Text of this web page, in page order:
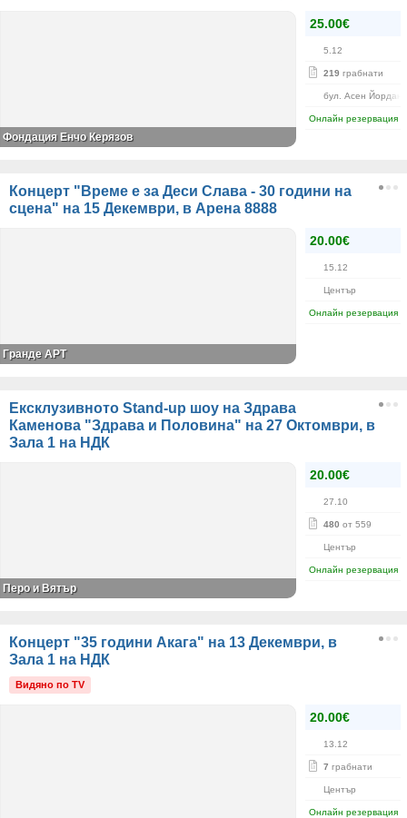
25.00€
5.12
219 грабнати
бул. Асен
Онлайн резервация
Фондация Енчо Керязов
Концерт "Време е за Деси Слава - 30 години на
сцена" на 15 Декември, в Арена 8888
20.00€
15.12
Център
Онлайн резервация
Гранде АРТ
Ексклузивното Stand-up шоу на Здрава
Каменова "Здрава и Половина" на 27 Октомври, в
Зала 1 на НДК
20.00€
27.10
480 от 559
Център
Онлайн резервация
Перо и Вятър
Концерт "35 години Акага" на 13 Декември, в
Зала 1 на НДК
Видяно по TV
20.00€
13.12
7 грабнати
Център
Онлайн резервация